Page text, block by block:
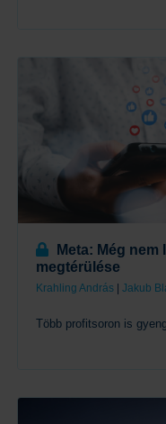
Meta: Még
megtérülése
Krahling András | Jakub
Több profitsoron is